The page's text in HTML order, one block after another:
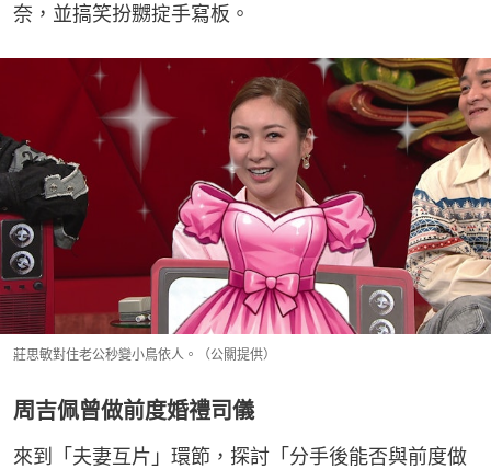
奈，並搞笑扮嬲掟手寫板。
莊思敏對住老公秒變小鳥依人。（公關提供）
周吉佩曾做前度婚禮司儀
來到「夫妻互片」環節，探討「分手後能否與前度做